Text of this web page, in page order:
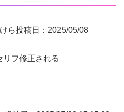
ら投稿日：2025/05/08
リフ修正される